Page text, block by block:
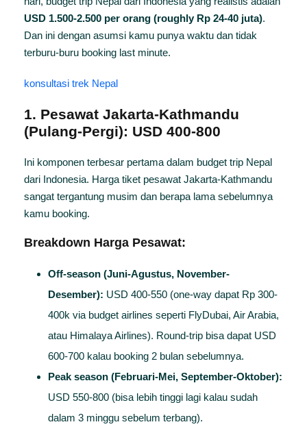
USD 1.500-2.500 per orang (roughly Rp 24-40 juta).
Dan ini dengan asumsi kamu punya waktu dan tidak
terburu-buru booking last minute.
konsultasi trek Nepal
1. Pesawat Jakarta-Kathmandu
(Pulang-Pergi): USD 400-800
Ini komponen terbesar pertama dalam budget trip Nepal
dari Indonesia. Harga tiket pesawat Jakarta-Kathmandu
sangat tergantung musim dan berapa lama sebelumnya
kamu booking.
Breakdown Harga Pesawat:
Off-season (Juni-Agustus, November-
Desember): USD 400-550 (one-way dapat Rp 300-
400k via budget airlines seperti FlyDubai, Air Arabia,
atau Himalaya Airlines). Round-trip bisa dapat USD
600-700 kalau booking 2 bulan sebelumnya.
Peak season (Februari-Mei, September-Oktober):
USD 550-800 (bisa lebih tinggi lagi kalau sudah
dalam 3 minggu sebelum terbang).